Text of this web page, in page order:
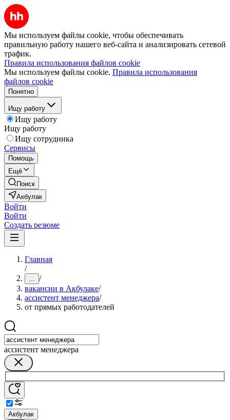
Мы используем файлы cookie, чтобы обеспечивать
правильную работу нашего веб-сайта и анализировать сетевой
трафик.
Правила использования файлов cookie
Мы используем файлы cookie. Правила использования
файлов cookie
Понятно
Ищу работу
Ищу работу
Ищу работу
Ищу сотрудника
Сервисы
Помощь
Ещё
Поиск
Акбулак
Войти
Войти
Создать резюме
Главная
/
... /
вакансии в Акбулаке/
ассистент менеджера/
от прямых работодателей
ассистент менеджера
Акбулак